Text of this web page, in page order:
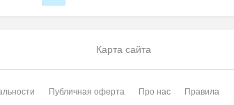
Карта сайта
Публичная оферта Про нас Правила